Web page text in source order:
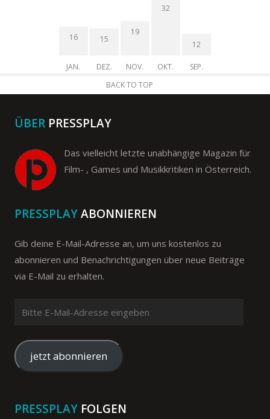
16
JAN.
15
DEZ.
19
NOV.
32
OKT.
12
SEP.
BACK TO TOP
ÜBER PRESSPLAY
Das vielleicht letzte unabhängige Magazin für
Film- , Games und Musikkritiken in Österreich.
PRESSPLAYABONNIEREN
Gib deine E-Mail-Adresse an, um uns kostenlos zu
abonnieren und Benachrichtigungen über neue Beiträge
via E-Mail zu erhalten.
Mail-
Adresse
eingeben
jetzt abonnieren
PRESSPLAY FOLGEN